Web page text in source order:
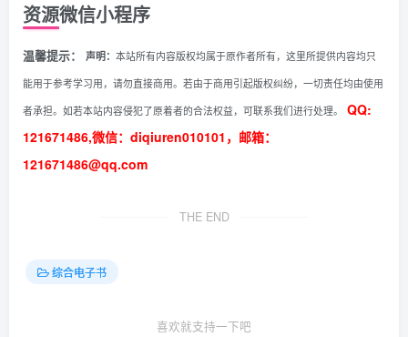
资源微信小程序
温馨提示： 声明： 本站所有内容版权均属于原作者所有，这里所提供内容均只
能用于参考学习用，请勿直接商用。若由于商用引起版权纠纷，一切责任均由使用
者承担。如若本站内容侵犯了原着者的合法权益，可联系我们进行处理。
QQ:
121671486,微信：diqiuren010101，邮箱：
121671486@qq.com
THE END
综合电子书
喜欢就支持一下吧